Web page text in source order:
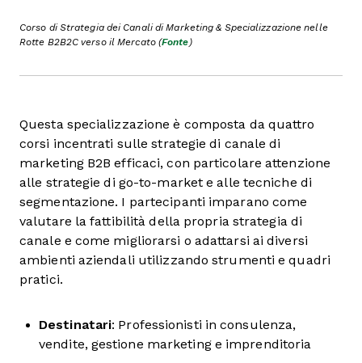
Corso di Strategia dei Canali di Marketing & Specializzazione nelle
Rotte B2B2C verso il Mercato (Fonte)
Questa specializzazione è composta da quattro
corsi incentrati sulle strategie di canale di
marketing B2B efficaci, con particolare attenzione
alle strategie di go-to-market e alle tecniche di
segmentazione. I partecipanti imparano come
valutare la fattibilità della propria strategia di
canale e come migliorarsi o adattarsi ai diversi
ambienti aziendali utilizzando strumenti e quadri
pratici.
Destinatari: Professionisti in consulenza,
vendite, gestione marketing e imprenditoria